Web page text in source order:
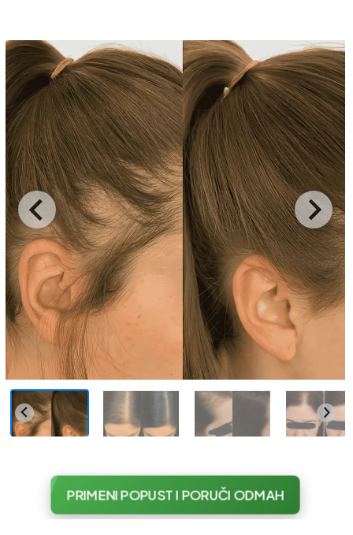
PRIMENI POPUST I PORUČI ODMAH